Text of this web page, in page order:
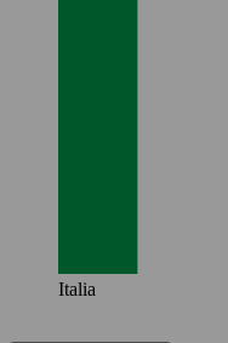
Italia